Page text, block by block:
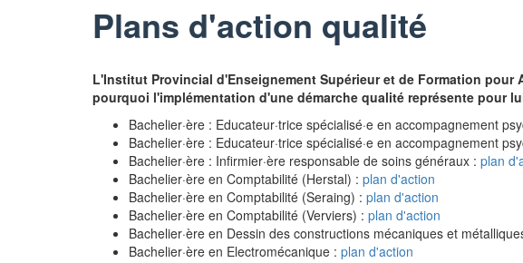
Plans d'action qualité
L'Institut Provincial d'Enseignement Supérieur et de Formation
pourquoi l'implémentation d'une démarche qualité représente pour
Bachelier·ère : Educateur·trice spécialisé·e en accompagnement
Bachelier·ère : Educateur·trice spécialisé·e en accompagnement
Bachelier·ère : Infirmier·ère responsable de soins généraux : plan
Bachelier·ère en Comptabilité (Herstal) : plan d'action
Bachelier·ère en Comptabilité (Seraing) : plan d'action
Bachelier·ère en Comptabilité (Verviers) : plan d'action
Bachelier·ère en Dessin des constructions mécaniques et
Bachelier·ère en Electromécanique : plan d'action